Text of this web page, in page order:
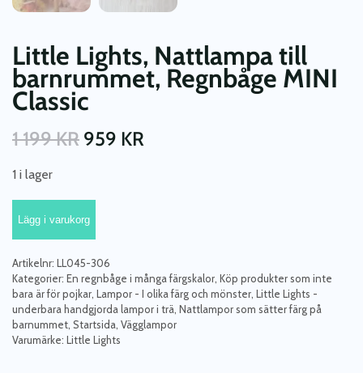
Little Lights, Nattlampa till
barnrummet, Regnbåge MINI
Classic
1 199KR 959 KR
1 i lager
Lights,
Nattlampa
till
barnrummet,
Regnbåge
MINI
Classic
Lägg i varukorg
Artikelnr: LL045-306
Kategorier: En regnbåge i många färgskalor, Köp produkter som inte
bara är för pojkar, Lampor - I olika färg och mönster, Little Lights -
underbara handgjorda lampor i trä, Nattlampor som sätter färg på
barnummet, Startsida, Vägglampor
Varumärke: Little Lights